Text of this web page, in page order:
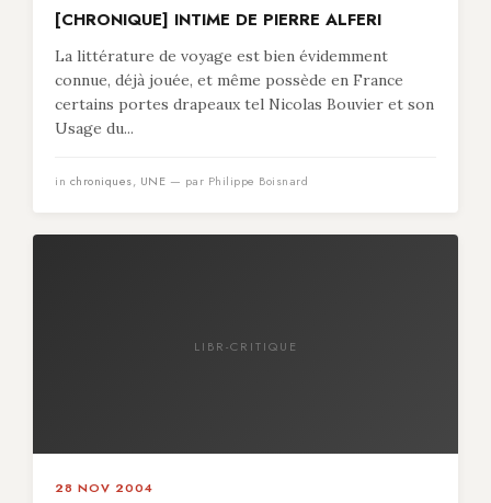
[CHRONIQUE] INTIME DE PIERRE ALFERI
La littérature de voyage est bien évidemment
connue, déjà jouée, et même possède en France
certains portes drapeaux tel Nicolas Bouvier et son
Usage du...
in chroniques, UNE — par Philippe Boisnard
LIBR-CRITIQUE
28 NOV 2004